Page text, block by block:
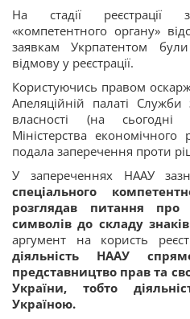
На стадії реєстрації
«компетентного органу»
заявкам Укрпатентом
відмову у реєстрації.
Користуючись правом
Апеляційній палаті Служби
власності (на
Міністерства економічного
подала заперечення проти
У запереченнях НААУ
спеціального
розглядав питання
символів до складу
аргумент на користь
діяльність НААУ
представництво прав та
України, тобто
Україною.